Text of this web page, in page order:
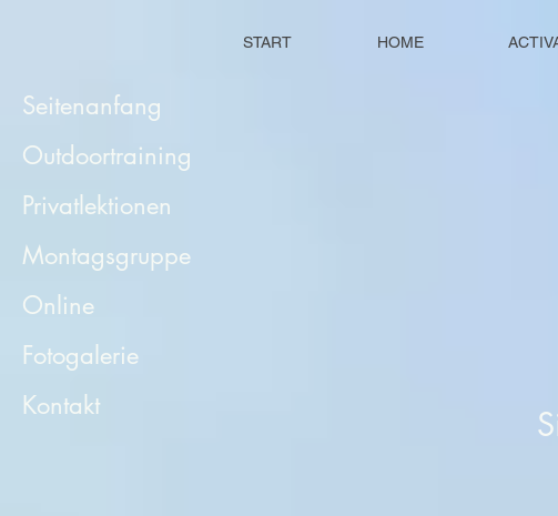
START HOME
Seitenanfang
Outdoortraining
Privatlektionen
Montagsgruppe
Online
Fotogalerie
Kontakt